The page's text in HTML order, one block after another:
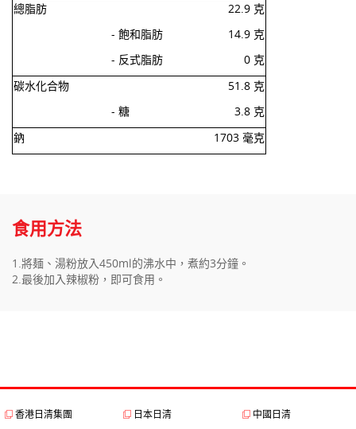
總脂肪
22.9 克
- 飽和脂肪
14.9 克
- 反式脂肪
0 克
碳水化合物
51.8 克
- 糖
3.8 克
鈉
1703 毫克
食用方法
1.將麺、湯粉放入450ml的沸水中，煮約3分鐘。
2.最後加入辣椒粉，即可食用。
香港日清集團 日本日清 中國日清